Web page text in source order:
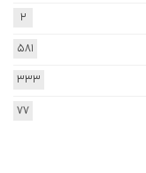
2
581
333
77